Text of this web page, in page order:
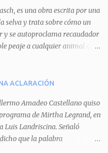
es una obra escrita por una
selva y trata sobre cómo un
y se autoproclama recaudador
peaje a cualquier animal que
pasa con Tatú, el armadillo.
Tui, la cotorra, deja
a los otros tres
Finalmente, terminan por
huye despavorido al verse
ACLARACIÓN
Amadeo Castellano quiso
de Mirtha Legrand, en
Luis Landriscina. Señaló
que la palabra